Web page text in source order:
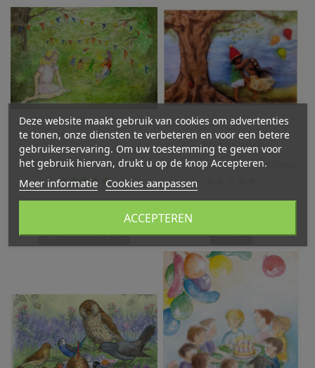
Ansichtkaart feest Margo Heine
In winkelwagen
Ansichtkaart feest Het Wol Feetje
Bekijk
Deze website maakt gebruik van cookies om advertenties
te tonen, onze diensten te verbeteren en voor een betere
gebruikerservaring. Om uw toestemming te geven voor
het gebruik hiervan, drukt u op de knop Accepteren.
Meer informatie Cookies aanpassen
ACCEPTEREN